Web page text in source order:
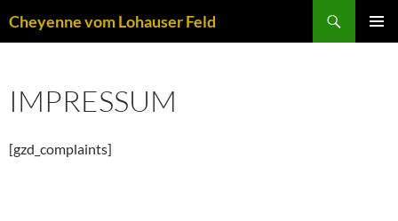
Inhalt
Cheyenne vom Lohauser Feld
IMPRESSUM
[gzd_complaints]